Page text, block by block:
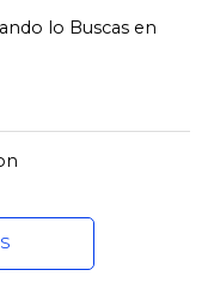
lo Buscas en